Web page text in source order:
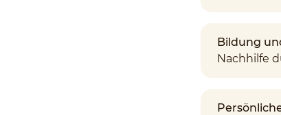
Bildung
Nachhilfe